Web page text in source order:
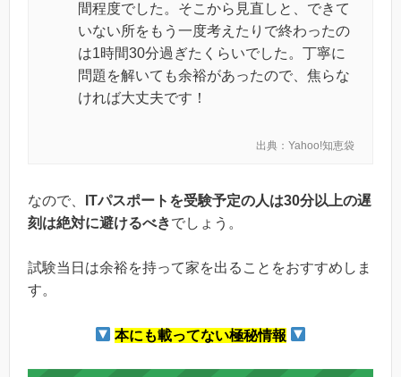
間程度でした。そこから見直しと、できて
いない所をもう一度考えたりで終わったの
は1時間30分過ぎたくらいでした。丁寧に
問題を解いても余裕があったので、焦らな
ければ大丈夫です！
出典：Yahoo!知恵袋
なので、
ITパスポートを受験予定の人は30分以上の遅
刻は絶対に避けるべきでしょう。
試験当日は余裕を持って家を出ることをおすすめしま
す。
本にも載ってない極秘情報